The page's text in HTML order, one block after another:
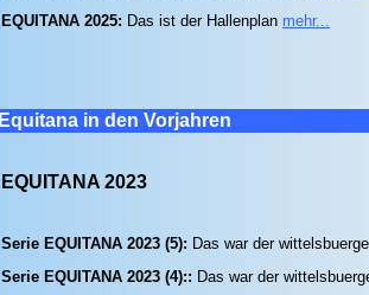
EQUITANA 2025: Das ist der Hallenplan mehr...
Equitana in den Vorjahren
EQUITANA 2023
Serie EQUITANA 2023 (5): Das war der
Serie EQUITANA 2023 (4):: Das war der